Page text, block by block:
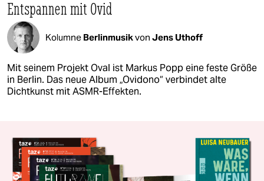
Entspannen mit Ovid
Kolumne Berlinmusikvon Jens Uthoff
Mit seinem Projekt Oval ist Markus Popp eine feste Größe
in Berlin. Das neue Album „Ovidono“ verbindet alte
Dichtkunst mit ASMR-Effekten.